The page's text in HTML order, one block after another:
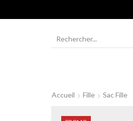
Accueil Fille Sac Fille